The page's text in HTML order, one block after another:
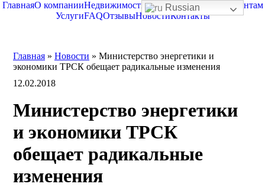
ГлавнаяО компанииНедвижимость О Северном Кипре
Клиентам
УслугиFAQОтзывыНовостиКонтакты
Главная » Новости » Министерство энергетики и
экономики ТРСК обещает радикальные изменения
12.02.2018
Министерство энергетики
и экономики ТРСК
обещает радикальные
изменения
Russian